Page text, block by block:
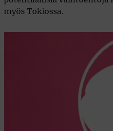
myös Tokiossa.